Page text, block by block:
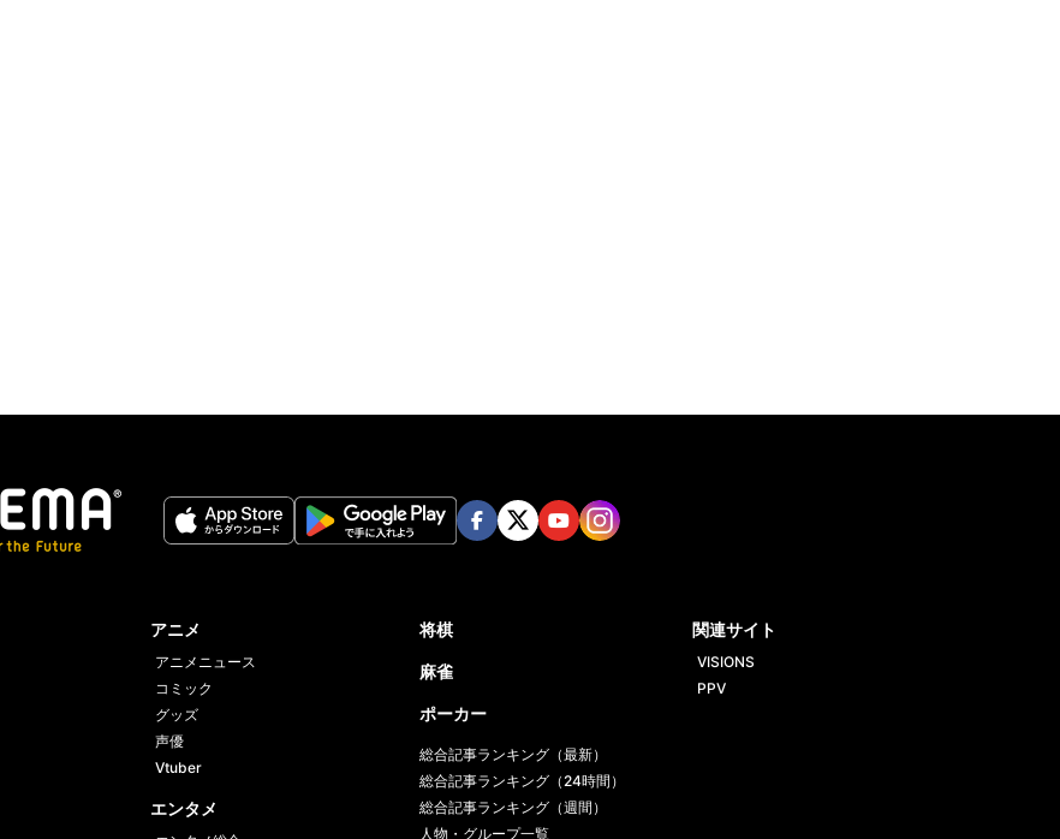
アニメ
アニメニュース
コミック
グッズ
声優
Vtuber
エンタメ
将棋
麻雀
ポーカー
総合記事ランキング（最新）
総合記事ランキング（24時間）
総合記事ランキング（週間）
人物・グループ一覧
関連サイト
VISIONS
PPV